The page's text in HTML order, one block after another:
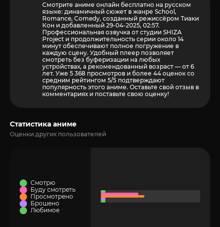
Смотрите аниме онлайн бесплатно на русском
языке: динамичный сюжет в жанре School,
Romance, Comedy, созданный режиссёром Тиаки
Кон и добавленный 29-04-2025, 02:57.
Профессиональная озвучка от студии SHIZA
Project и продолжительность серии около 14
минут обеспечивают полное погружение в
каждую сцену. Удобный плеер позволяет
смотреть без буферизации на любых
устройствах, а рекомендованный возраст — от 6
лет. Уже 5 368 просмотров и более 44 оценок со
средним рейтингом 5/5 подтверждают
популярность этого аниме. Оставьте свой отзыв в
комментариях и поставьте свою оценку!
Статистика аниме
Оценки других пользователей
Смотрю
Буду смотреть
Просмотрено
Брошено
Любимое